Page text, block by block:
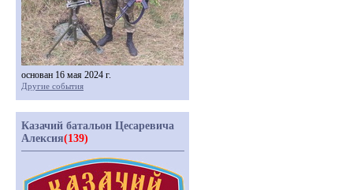
основан 16 мая 2024 г.
Другие события
Казачий батальон Цесаревича
Алексия(139)